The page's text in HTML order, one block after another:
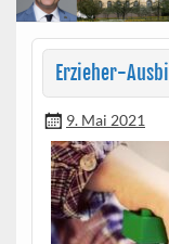
Erzieher-
9. Mai 2021